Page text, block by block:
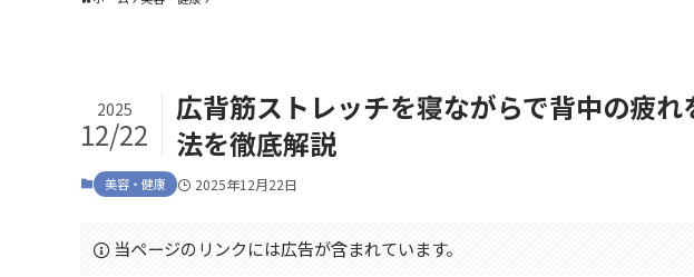
広背筋ストレッチを寝ながらで背中の疲
法を徹底解説
2025
12/22
美容・健康 2025年12月22日
当ページのリンクには広告が含まれています。